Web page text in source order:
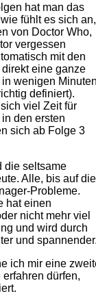
hat man das
fühlt es sich an,
von Doctor Who,
vergessen
mit den
eine ganze
wenigen
definiert).
viel Zeit für
den ersten
sich ab Folge 3
die seltsame
Alle, bis auf die
Probleme.
hat einen
nicht mehr viel
und wird durch
und
ich mir eine
dürfen,